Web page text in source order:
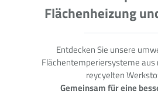
Flächenheizung
Entdecken Sie unsere
Flächentemperiersysteme aus
reycyelten
Gemeinsam für eine